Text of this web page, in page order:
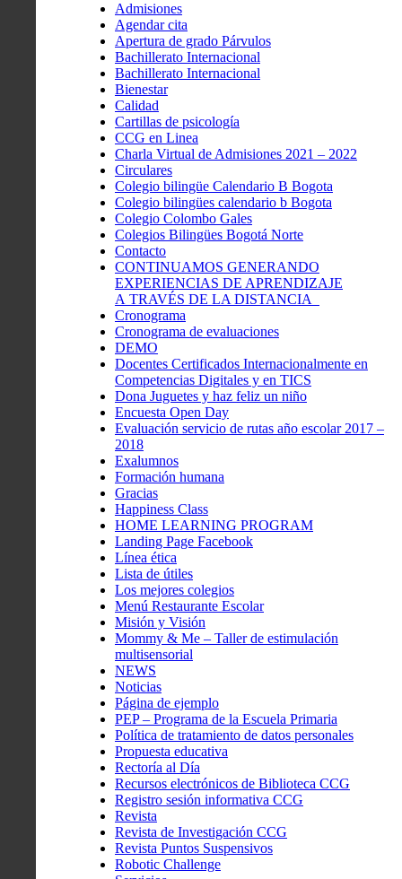
Admisiones
Agendar cita
Apertura de grado Párvulos
Bachillerato Internacional
Bachillerato Internacional
Bienestar
Calidad
Cartillas de psicología
CCG en Linea
Charla Virtual de Admisiones 2021 – 2022
Circulares
Colegio bilingüe Calendario B Bogota
Colegio bilingües calendario b Bogota
Colegio Colombo Gales
Colegios Bilingües Bogotá Norte
Contacto
CONTINUAMOS GENERANDO
EXPERIENCIAS DE APRENDIZAJE
A TRAVÉS DE LA DISTANCIA
Cronograma
Cronograma de evaluaciones
DEMO
Docentes Certificados Internacionalmente en
Competencias Digitales y en TICS
Dona Juguetes y haz feliz un niño
Encuesta Open Day
Evaluación servicio de rutas año escolar 2017 –
2018
Exalumnos
Formación humana
Gracias
Happiness Class
HOME LEARNING PROGRAM
Landing Page Facebook
Línea ética
Lista de útiles
Los mejores colegios
Menú Restaurante Escolar
Misión y Visión
Mommy & Me – Taller de estimulación
multisensorial
NEWS
Noticias
Página de ejemplo
PEP – Programa de la Escuela Primaria
Política de tratamiento de datos personales
Propuesta educativa
Rectoría al Día
Recursos electrónicos de Biblioteca CCG
Registro sesión informativa CCG
Revista
Revista de Investigación CCG
Revista Puntos Suspensivos
Robotic Challenge